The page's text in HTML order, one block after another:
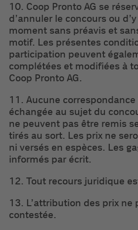
10. Coop Pronto AG se
d’annuler le concours ou
moment sans préavis et
motif. Les présentes
participation peuvent
complétées et modifiées à
Coop Pronto AG.
11. Aucune correspondance
échangée au sujet du
ne peuvent pas être remis
tirés au sort. Les prix ne
ni versés en espèces. Les
informés par écrit.
12. Tout recours juridique
13. L’attribution des prix ne
contestée.